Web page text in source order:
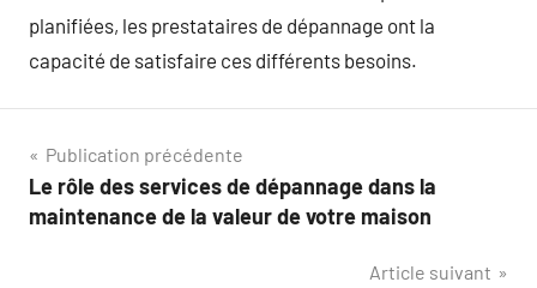
planifiées, les prestataires de dépannage ont la
capacité de satisfaire ces différents besoins.
Navigation
de
Publication précédente
Le rôle des services de dépannage dans la
maintenance de la valeur de votre maison
Article suivant